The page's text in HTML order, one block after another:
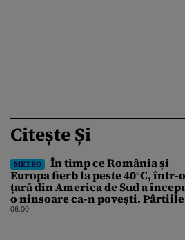
Citește Și
METEO
În timp ce România și
Europa fierb la peste 40°C, într-o
țară din America de Sud a
o ninsoare ca-n povești. Pârtiile
s-au umplut de schiori
06:00